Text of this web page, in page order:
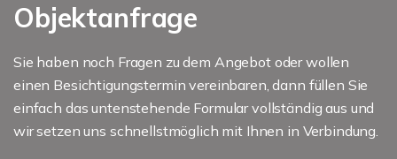
Objektanfrage
Sie haben noch Fragen zu dem Angebot oder wollen
einen Besichtigungstermin vereinbaren, dann füllen Sie
einfach das untenstehende Formular vollständig aus und
wir setzen uns schnellstmöglich mit Ihnen in Verbindung.